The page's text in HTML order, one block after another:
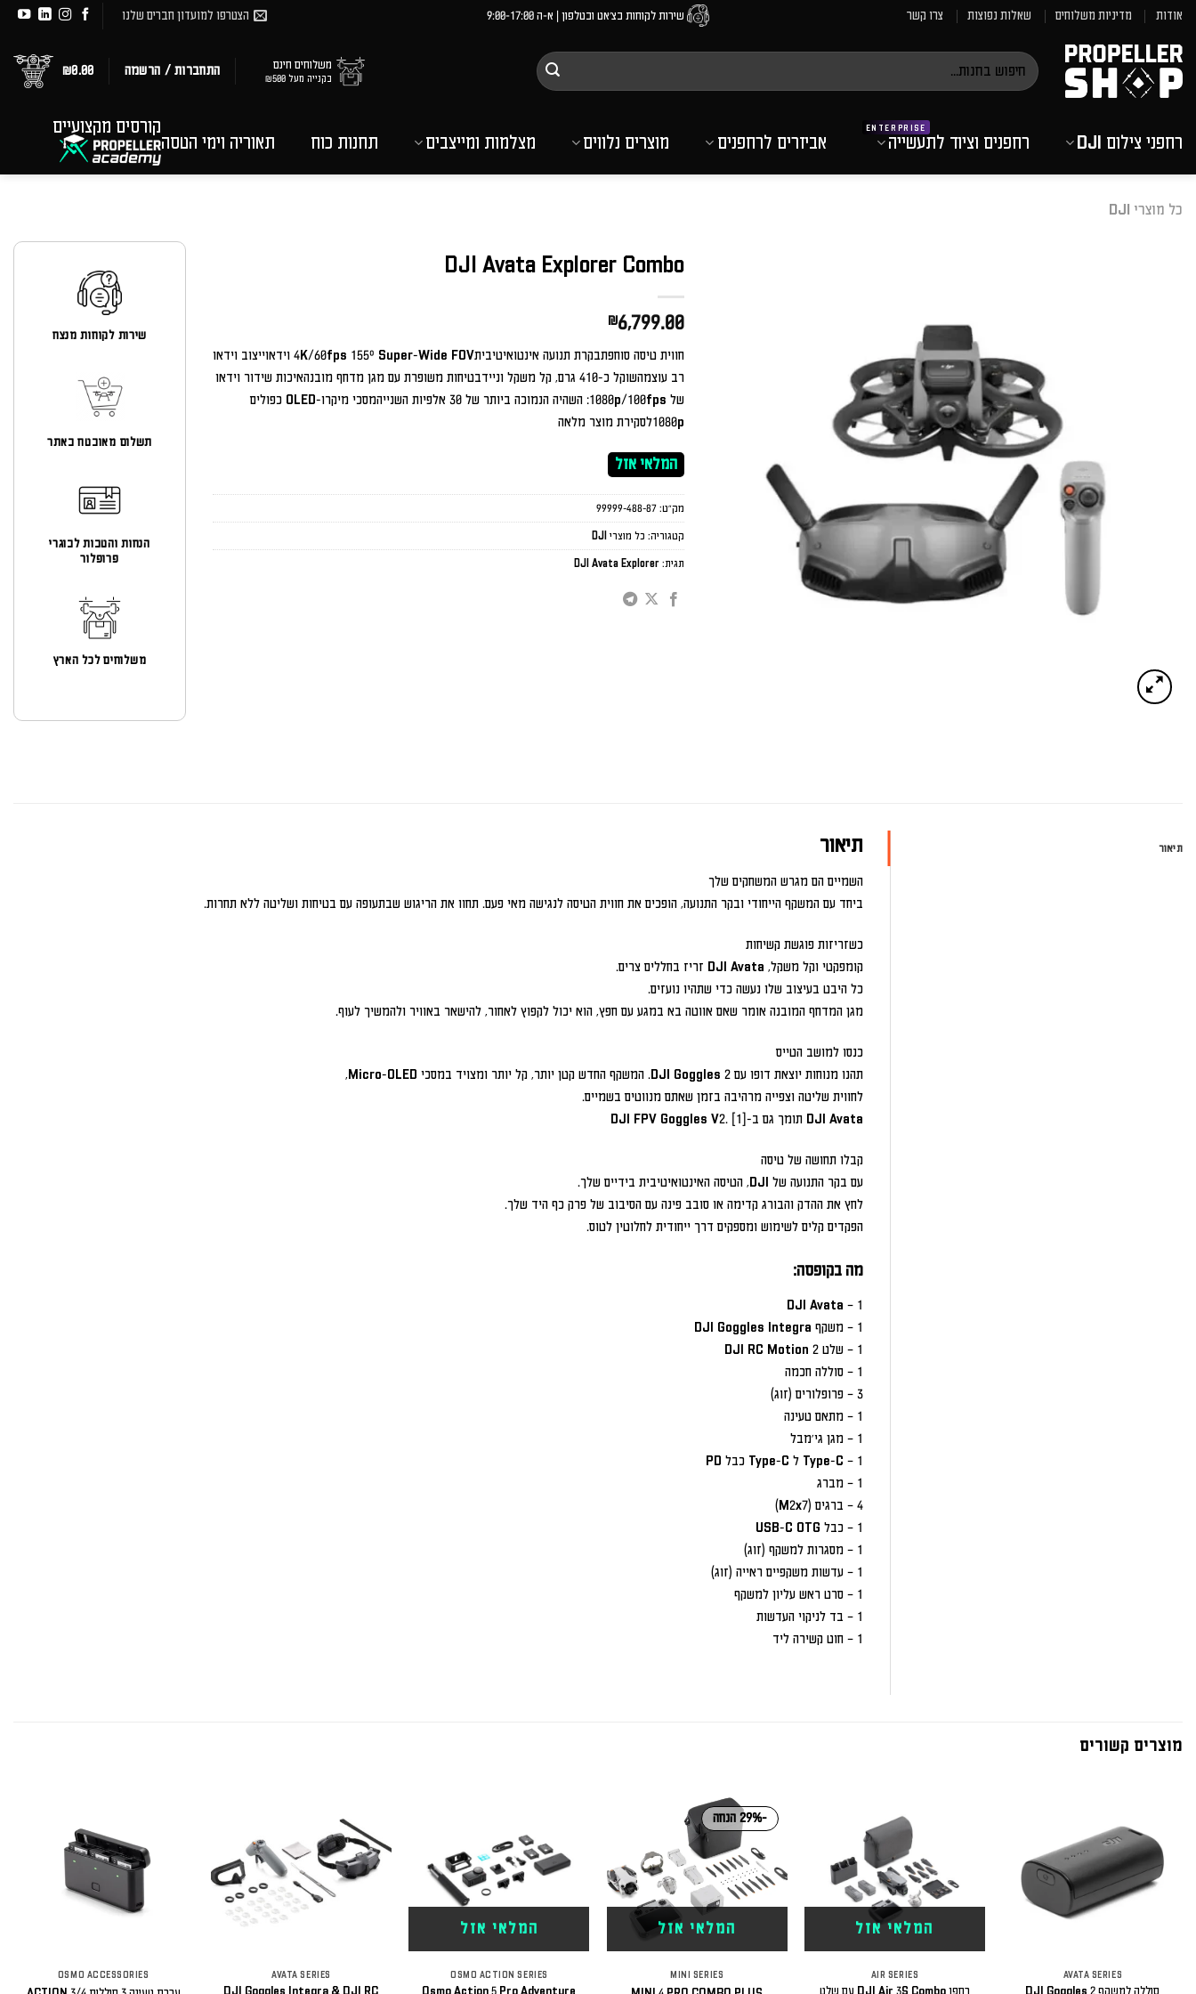
Skip
content
אודות מדיניות משלוחים שאלות נפוצות צרו קשר שירות לקוחות בצ'אט ובטלפון | א-ה 9:00-17:00 הצטרפו למועדון חברים שלנו
חיפוש
עבור:
משלוחים חינם
בקנייה מעל ₪500
התחברות / הרשמה ₪0.00
רחפני צילום DJI רחפנים וציוד לתעשייה אביזרים לרחפנים מוצרים נלווים מצלמות ומייצבים תחנות כוח תאוריה וימי הטסה
קורסים מקצועיים
כל מוצרי DJI
DJI Avata Explorer Combo
₪6,799.00
חווית טיסה סוחפתבקרת תנועה אינטואיטיבית4K/60fps 155° Super-Wide FOV וידאוייצוב וידאו
רב עוצמהשוקל כ-410 גרם, קל משקל וניידבטיחות משופרת עם מגן מדחף מובנהאיכות שידור וידאו
של 1080p/100fps: השהיה הנמוכה ביותר של 30 אלפיות השנייהמסכי מיקרו-OLED כפולים
1080pלסקירת מוצר מלאה
המלאי אזל
מק"ט: 99999-488-87
קטגוריה: כל מוצרי DJI
תגית: DJI Avata Explorer
שירות לקוחות מנצח
תשלום מאובטח באתר
הנחות והטבות לבוגרי
פרופלור
משלוחים לכל הארץ
תיאור תיאור
השמיים הם מגרש המשחקים שלך
ביחד עם המשקף הייחודי ובקר התנועה, הופכים את חווית הטיסה לנגישה מאי פעם. תחוו את הריגוש שבתעופה עם בטיחות ושליטה ללא תחרות.
כשזריזות פוגשת קשיחות
קומפקטי וקל משקל, DJI Avata זריז בחללים צרים.
כל היבט בעיצוב שלו נעשה כדי שתהיו נועזים.
מגן המדחף המובנה אומר שאם אווטה בא במגע עם חפץ, הוא יכול לקפוץ לאחור, להישאר באוויר ולהמשיך לעוף.
כנסו למושב הטייס
תהנו מנוחות יוצאת דופו עם DJI Goggles 2. המשקף החדש קטן יותר, קל יותר ומצויד במסכי Micro-OLED,
לחווית שליטה וצפייה מרהיבה בזמן שאתם מנווטים בשמיים.
DJI Avata תומך גם ב-DJI FPV Goggles V2. [1]
קבלו תחושה של טיסה
עם בקר התנועה של DJI, הטיסה האינטואיטיבית בידיים שלך.
לחץ את ההדק והבורג קדימה או סובב פינה עם הסיבוב של פרק כף היד שלך.
הפקדים קלים לשימוש ומספקים דרך ייחודית לחלוטין לטוס.
מה בקופסה:
1 – DJI Avata
1 – משקף DJI Goggles Integra
1 – שלט DJI RC Motion 2
1 – סוללה חכמה
3 – פרופלורים (זוג)
1 – מתאם טעינה
1 – מגן גי'מבל
1 – Type-C ל Type-C כבל PD
1 – מברג
4 – ברגים (M2x7)
1 – כבל USB-C OTG
1 – מסגרות למשקף (זוג)
1 – עדשות משקפיים ראייה (זוג)
1 – סרט ראש עליון למשקף
1 – בד לניקוי העדשות
1 – חוט קשירה ליד
מוצרים קשורים
AVATA SERIES
סוללה למשקף DJI Goggles 2
המלאי אזל
AIR SERIES
רחפן DJI Air 3S Combo עם שלט
-29% הנחה
המלאי אזל
MINI SERIES
המלאי אזל
OSMO ACTION SERIES
Osmo Action 5 Pro Adventure
AVATA SERIES
DJI Goggles Integra & DJI RC
OSMO ACCESSORIES